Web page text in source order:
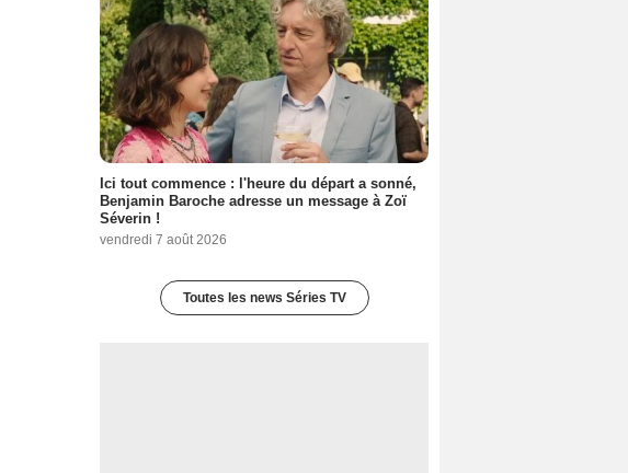
Ici tout commence : l'heure du départ a sonné,
Benjamin Baroche adresse un message à Zoï
Séverin !
vendredi 7 août 2026
Toutes les news Séries TV